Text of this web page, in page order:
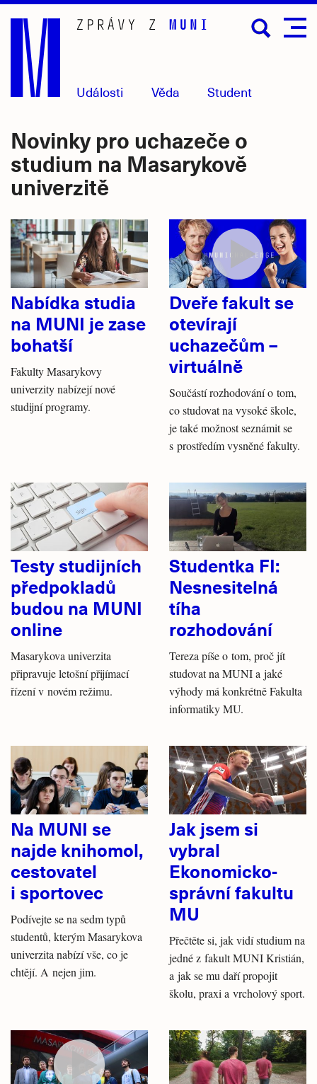
Přejít
hlavní
obsah
Události Věda Student
Novinky pro uchazeče o
studium na Masarykově
univerzitě
Nabídka studia
na MUNI je zase
bohatší
Fakulty Masarykovy
univerzity nabízejí nové
studijní programy.
Dveře fakult se
otevírají
uchazečům –
virtuálně
Součástí rozhodování o tom,
co studovat na vysoké škole,
je také možnost seznámit se
s prostředím vysněné fakulty.
Testy studijních
předpokladů
budou na MUNI
online
Masarykova univerzita
připravuje letošní přijímací
řízení v novém režimu.
Studentka FI:
Nesnesitelná
tíha
rozhodování
Tereza píše o tom, proč jít
studovat na MUNI a jaké
výhody má konkrétně Fakulta
informatiky MU.
Na MUNI se
najde knihomol,
cestovatel
i sportovec
Podívejte se na sedm typů
studentů, kterým Masarykova
univerzita nabízí vše, co je
chtějí. A nejen jim.
Jak jsem si
vybral
Ekonomicko-
správní fakultu
MU
Přečtěte si, jak vidí studium na
jedné z fakult MUNI Kristián,
a jak se mu daří propojit
školu, praxi a vrcholový sport.